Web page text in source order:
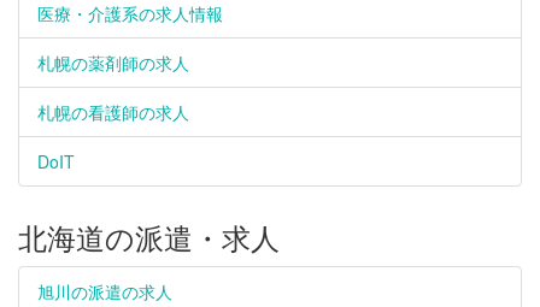
医療・介護系の求人情報
札幌の薬剤師の求人
札幌の看護師の求人
DoIT
北海道の派遣・求人
旭川の派遣の求人